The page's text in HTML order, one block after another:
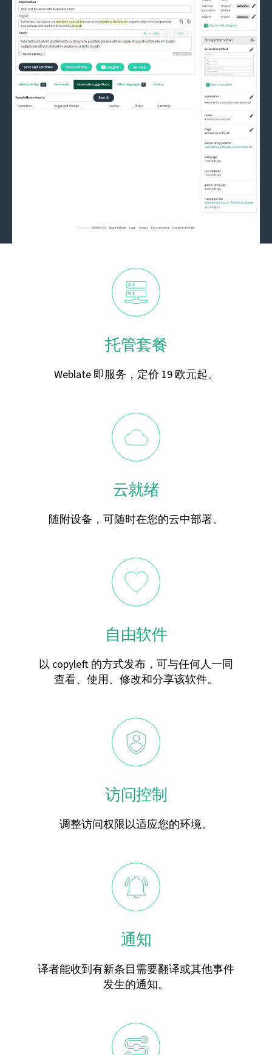
托管套餐
Weblate 即服务，定价 19 欧元起。
云就绪
随附设备，可随时在您的云中部署。
自由软件
以 copyleft 的方式发布，可与任何人一同
查看、使用、修改和分享该软件。
访问控制
调整访问权限以适应您的环境。
通知
译者能收到有新条目需要翻译或其他事件
发生的通知。